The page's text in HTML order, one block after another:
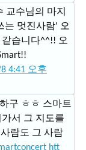
교수님의 마지
는 멋진사람' 오
습니다^^!! 오
4:41 오후
구 ㅎㅎ 스마트
서 그 지도를
람도 그 사람
htt